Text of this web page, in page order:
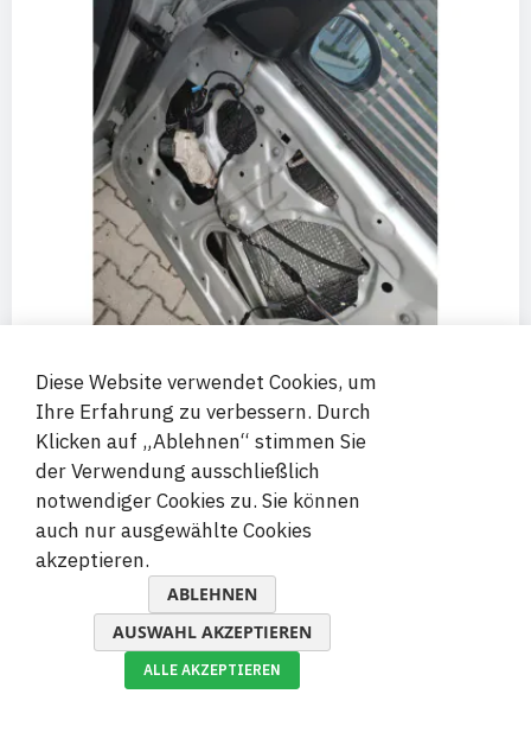
Butylmatte: was ist das, wozu dient sie und warum
brauchen Sie sie
May 14, 2026
Diese Website verwendet Cookies, um
Ihre Erfahrung zu verbessern. Durch
Klicken auf „Ablehnen“ stimmen Sie
der Verwendung ausschließlich
notwendiger Cookies zu. Sie können
auch nur ausgewählte Cookies
akzeptieren.
ABLEHNEN
AUSWAHL AKZEPTIEREN
ALLE AKZEPTIEREN